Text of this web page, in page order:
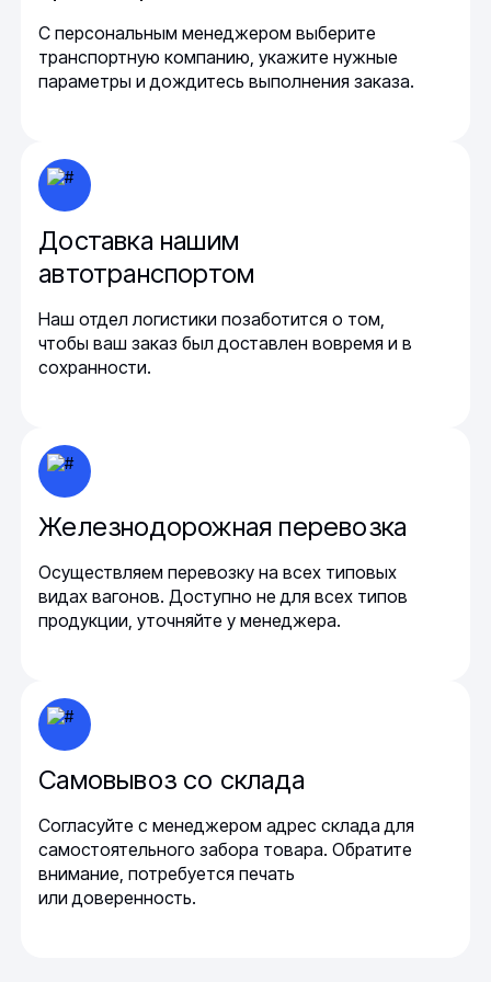
С персональным менеджером выберите
транспортную компанию, укажите нужные
параметры и дождитесь выполнения заказа.
Доставка нашим
автотранспортом
Наш отдел логистики позаботится о том,
чтобы ваш заказ был доставлен вовремя и в
сохранности.
Железнодорожная перевозка
Осуществляем перевозку на всех типовых
видах вагонов. Доступно не для всех типов
продукции, уточняйте у менеджера.
Самовывоз со склада
Согласуйте с менеджером адрес склада для
самостоятельного забора товара. Обратите
внимание, потребуется печать
или доверенность.